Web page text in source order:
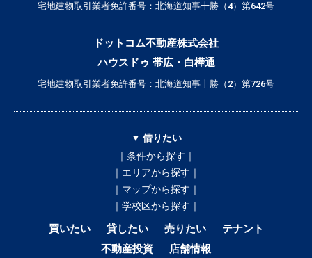
宅地建物取引業者免許番号：北海道知事十勝（4）第642号
ドットコム不動産株式会社
ハウスドゥ 帯広・白樺通
宅地建物取引業者免許番号：北海道知事十勝（2）第726号
▼ 借りたい
｜条件から探す｜
｜エリアから探す｜
｜マップから探す｜
｜学校区から探す｜
買いたい 貸したい 売りたい
テナント
不動産投資
店舗情報